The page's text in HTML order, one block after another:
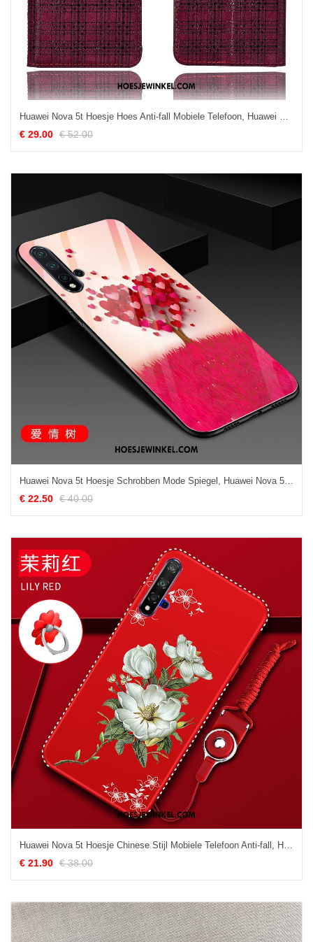
Huawei Nova 5t Hoesje Hoes Anti-fall Mobiele Telefoon, Huawei Nova 5t Hoesje Fluweel Geruit
€ 29.00 € 52.00
Huawei Nova 5t Hoesje Schrobben Mode Spiegel, Huawei Nova 5t Hoesje Trendy Merk Mobiele Telefoon
€ 22.50 € 40.00
Huawei Nova 5t Hoesje Chinese Stijl Mobiele Telefoon Anti-fall, Huawei Nova 5t Hoesje Trendy Merk Persoonlijk
€ 21.90 € 38.00